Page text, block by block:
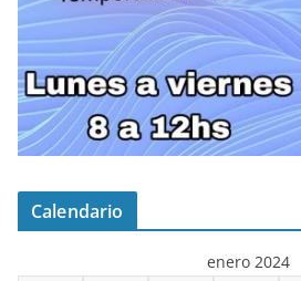
Calendario
enero 2024